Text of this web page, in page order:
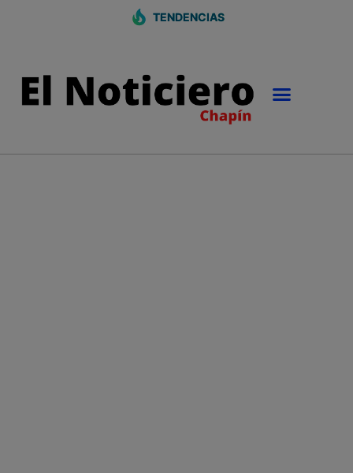
TENDENCIAS